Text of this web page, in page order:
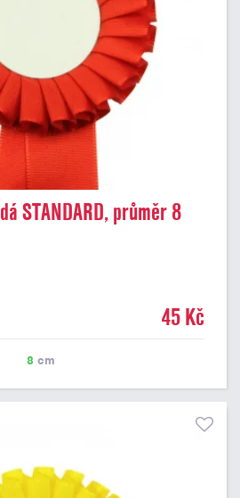
STANDARD, průměr 8
45 Kč
8 cm